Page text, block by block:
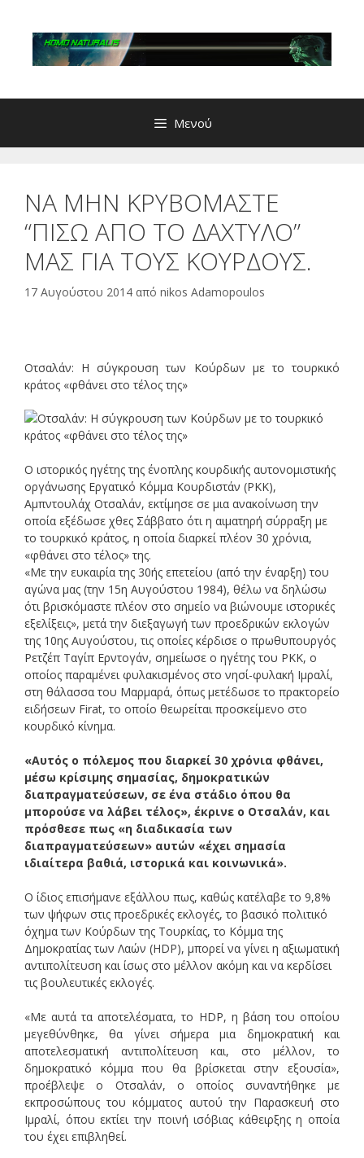
περιεχόμενο
Μενού
ΝΑ ΜΗΝ ΚΡΥΒΟΜΑΣΤΕ
“ΠΙΣΩ ΑΠΟ ΤΟ ΔΑΧΤΥΛΟ”
ΜΑΣ ΓΙΑ ΤΟΥΣ ΚΟΥΡΔΟΥΣ.
17 Αυγούστου 2014 από nikos Adamopoulos
Οτσαλάν: Η σύγκρουση των Κούρδων με το τουρκικό
κράτος «φθάνει στο τέλος της»
Ο ιστορικός ηγέτης της ένοπλης κουρδικής αυτονομιστικής
οργάνωσης Εργατικό Κόμμα Κουρδιστάν (PKK),
Αμπντουλάχ Οτσαλάν, εκτίμησε σε μια ανακοίνωση την
οποία εξέδωσε χθες Σάββατο ότι η αιματηρή σύρραξη με
το τουρκικό κράτος, η οποία διαρκεί πλέον 30 χρόνια,
«φθάνει στο τέλος» της.
«Με την ευκαιρία της 30ής επετείου (από την έναρξη) του
αγώνα μας (την 15η Αυγούστου 1984), θέλω να δηλώσω
ότι βρισκόμαστε πλέον στο σημείο να βιώνουμε ιστορικές
εξελίξεις», μετά την διεξαγωγή των προεδρικών εκλογών
της 10ης Αυγούστου, τις οποίες κέρδισε ο πρωθυπουργός
Ρετζέπ Ταγίπ Ερντογάν, σημείωσε ο ηγέτης του PKK, ο
οποίος παραμένει φυλακισμένος στο νησί-φυλακή Ιμραλί,
στη θάλασσα του Μαρμαρά, όπως μετέδωσε το πρακτορείο
ειδήσεων Firat, το οποίο θεωρείται προσκείμενο στο
κουρδικό κίνημα.
«Αυτός ο πόλεμος που διαρκεί 30 χρόνια φθάνει,
μέσω κρίσιμης σημασίας, δημοκρατικών
διαπραγματεύσεων, σε ένα στάδιο όπου θα
μπορούσε να λάβει τέλος», έκρινε ο Οτσαλάν, και
πρόσθεσε πως «η διαδικασία των
διαπραγματεύσεων» αυτών «έχει σημασία
ιδιαίτερα βαθιά, ιστορικά και κοινωνικά».
Ο ίδιος επισήμανε εξάλλου πως, καθώς κατέλαβε το 9,8%
των ψήφων στις προεδρικές εκλογές, το βασικό πολιτικό
όχημα των Κούρδων της Τουρκίας, το Κόμμα της
Δημοκρατίας των Λαών (HDP), μπορεί να γίνει η αξιωματική
αντιπολίτευση και ίσως στο μέλλον ακόμη και να κερδίσει
τις βουλευτικές εκλογές.
«Με αυτά τα αποτελέσματα, το HDP, η βάση του οποίου
μεγεθύνθηκε, θα γίνει σήμερα μια δημοκρατική και
αποτελεσματική αντιπολίτευση και, στο μέλλον, το
δημοκρατικό κόμμα που θα βρίσκεται στην εξουσία»,
προέβλεψε ο Οτσαλάν, ο οποίος συναντήθηκε με
εκπροσώπους του κόμματος αυτού την Παρασκευή στο
Ιμραλί, όπου εκτίει την ποινή ισόβιας κάθειρξης η οποία
του έχει επιβληθεί.